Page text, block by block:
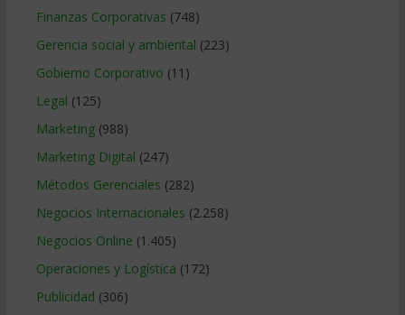
Finanzas Corporativas (748)
Gerencia social y ambiental (223)
Gobierno Corporativo (11)
Legal (125)
Marketing(988)
Marketing Digital (247)
Métodos Gerenciales (282)
Negocios Internacionales (2.258)
Negocios Online (1.405)
Operaciones y Logística (172)
Publicidad (306)